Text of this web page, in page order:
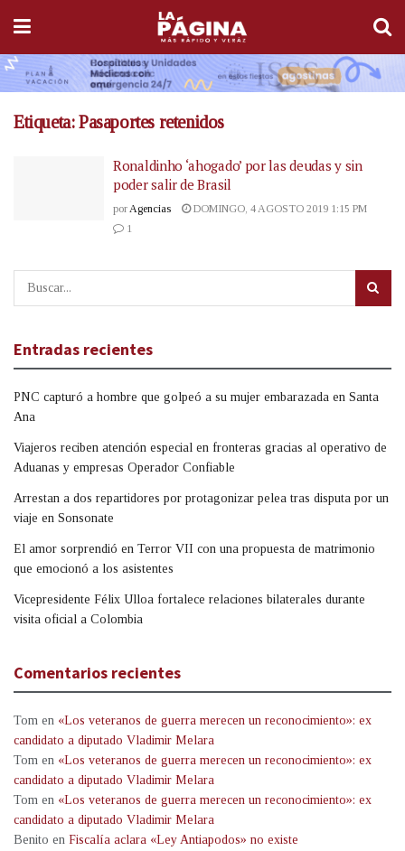
Etiqueta:Pasaportes retenidos
Ronaldinho ‘ahogado’ por las deudas y sin
poder salir de Brasil
por Agencias
DOMINGO, 4 AGOSTO 2019 1:15 PM
1
Entradas recientes
PNC capturó a hombre que golpeó a su mujer embarazada en Santa
Ana
Viajeros reciben atención especial en fronteras gracias al operativo de
Aduanas y empresas Operador Confiable
Arrestan a dos repartidores por protagonizar pelea tras disputa por un
viaje en Sonsonate
El amor sorprendió en Terror VII con una propuesta de matrimonio
que emocionó a los asistentes
Vicepresidente Félix Ulloa fortalece relaciones bilaterales durante
visita oficial a Colombia
Comentarios recientes
Tom en «Los veteranos de guerra merecen un reconocimiento»: ex
candidato a diputado Vladimir Melara
Tom en «Los veteranos de guerra merecen un reconocimiento»: ex
candidato a diputado Vladimir Melara
Tom en «Los veteranos de guerra merecen un reconocimiento»: ex
candidato a diputado Vladimir Melara
Benito en Fiscalía aclara «Ley Antiapodos» no existe